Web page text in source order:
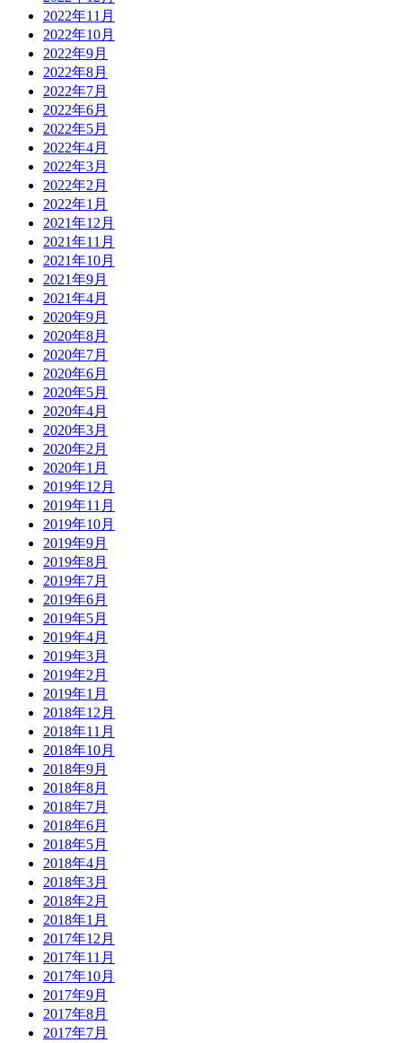
2022年11月
2022年10月
2022年9月
2022年8月
2022年7月
2022年6月
2022年5月
2022年4月
2022年3月
2022年2月
2022年1月
2021年12月
2021年11月
2021年10月
2021年9月
2021年4月
2020年9月
2020年8月
2020年7月
2020年6月
2020年5月
2020年4月
2020年3月
2020年2月
2020年1月
2019年12月
2019年11月
2019年10月
2019年9月
2019年8月
2019年7月
2019年6月
2019年5月
2019年4月
2019年3月
2019年2月
2019年1月
2018年12月
2018年11月
2018年10月
2018年9月
2018年8月
2018年7月
2018年6月
2018年5月
2018年4月
2018年3月
2018年2月
2018年1月
2017年12月
2017年11月
2017年10月
2017年9月
2017年8月
2017年7月